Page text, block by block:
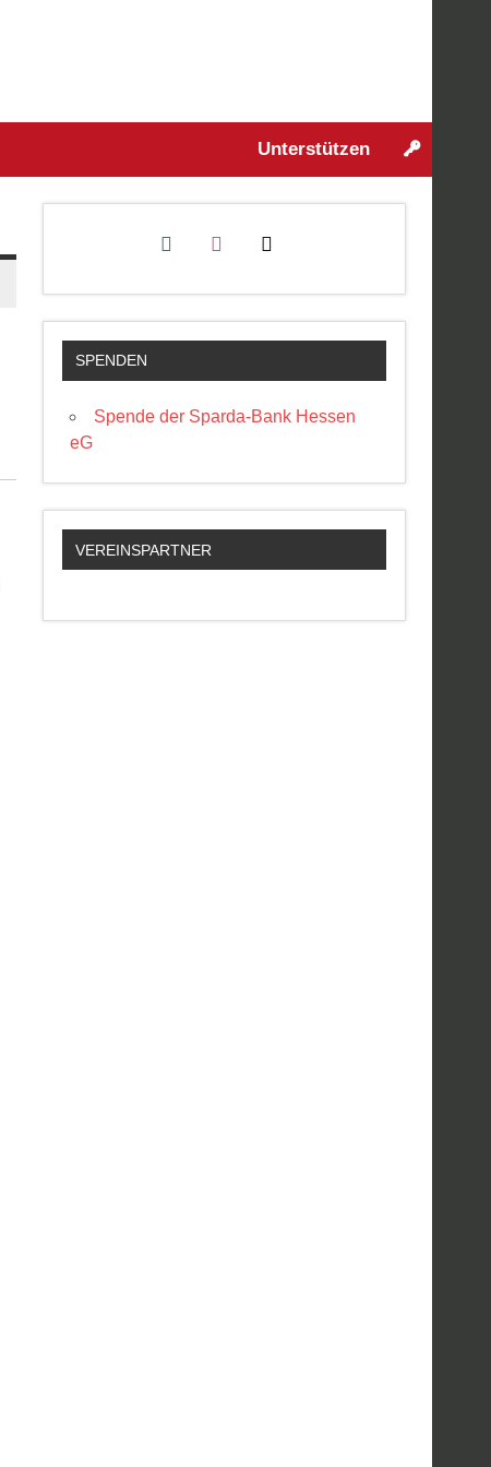
Unterstützen
facebookinstagram
mail
SPENDEN
Spende der Sparda-Bank Hessen
eG
VEREINSPARTNER